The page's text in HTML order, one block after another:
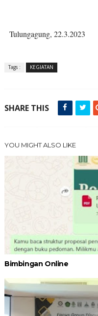
Tulungagung, 22.3.2023
Tags : KEGIATAN
SHARE THIS
YOU MIGHT ALSO LIKE
Bimbingan Online